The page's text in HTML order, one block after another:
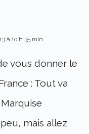
à 10 h 35 min
vous donner le
: Tout va
mais allez